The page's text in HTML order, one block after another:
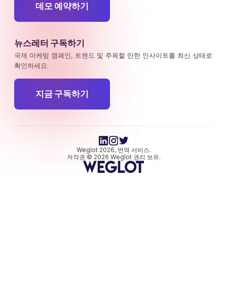
데모 예약하기
뉴스레터 구독하기
국제 마케팅 캠페인, 트렌드 및 주목할 만한 인사이트를 최신 상태로
확인하세요.
지금 구독하기
Weglot 2026, 번역 서비스.
저작권 © 2026 Weglot 권리 보유.